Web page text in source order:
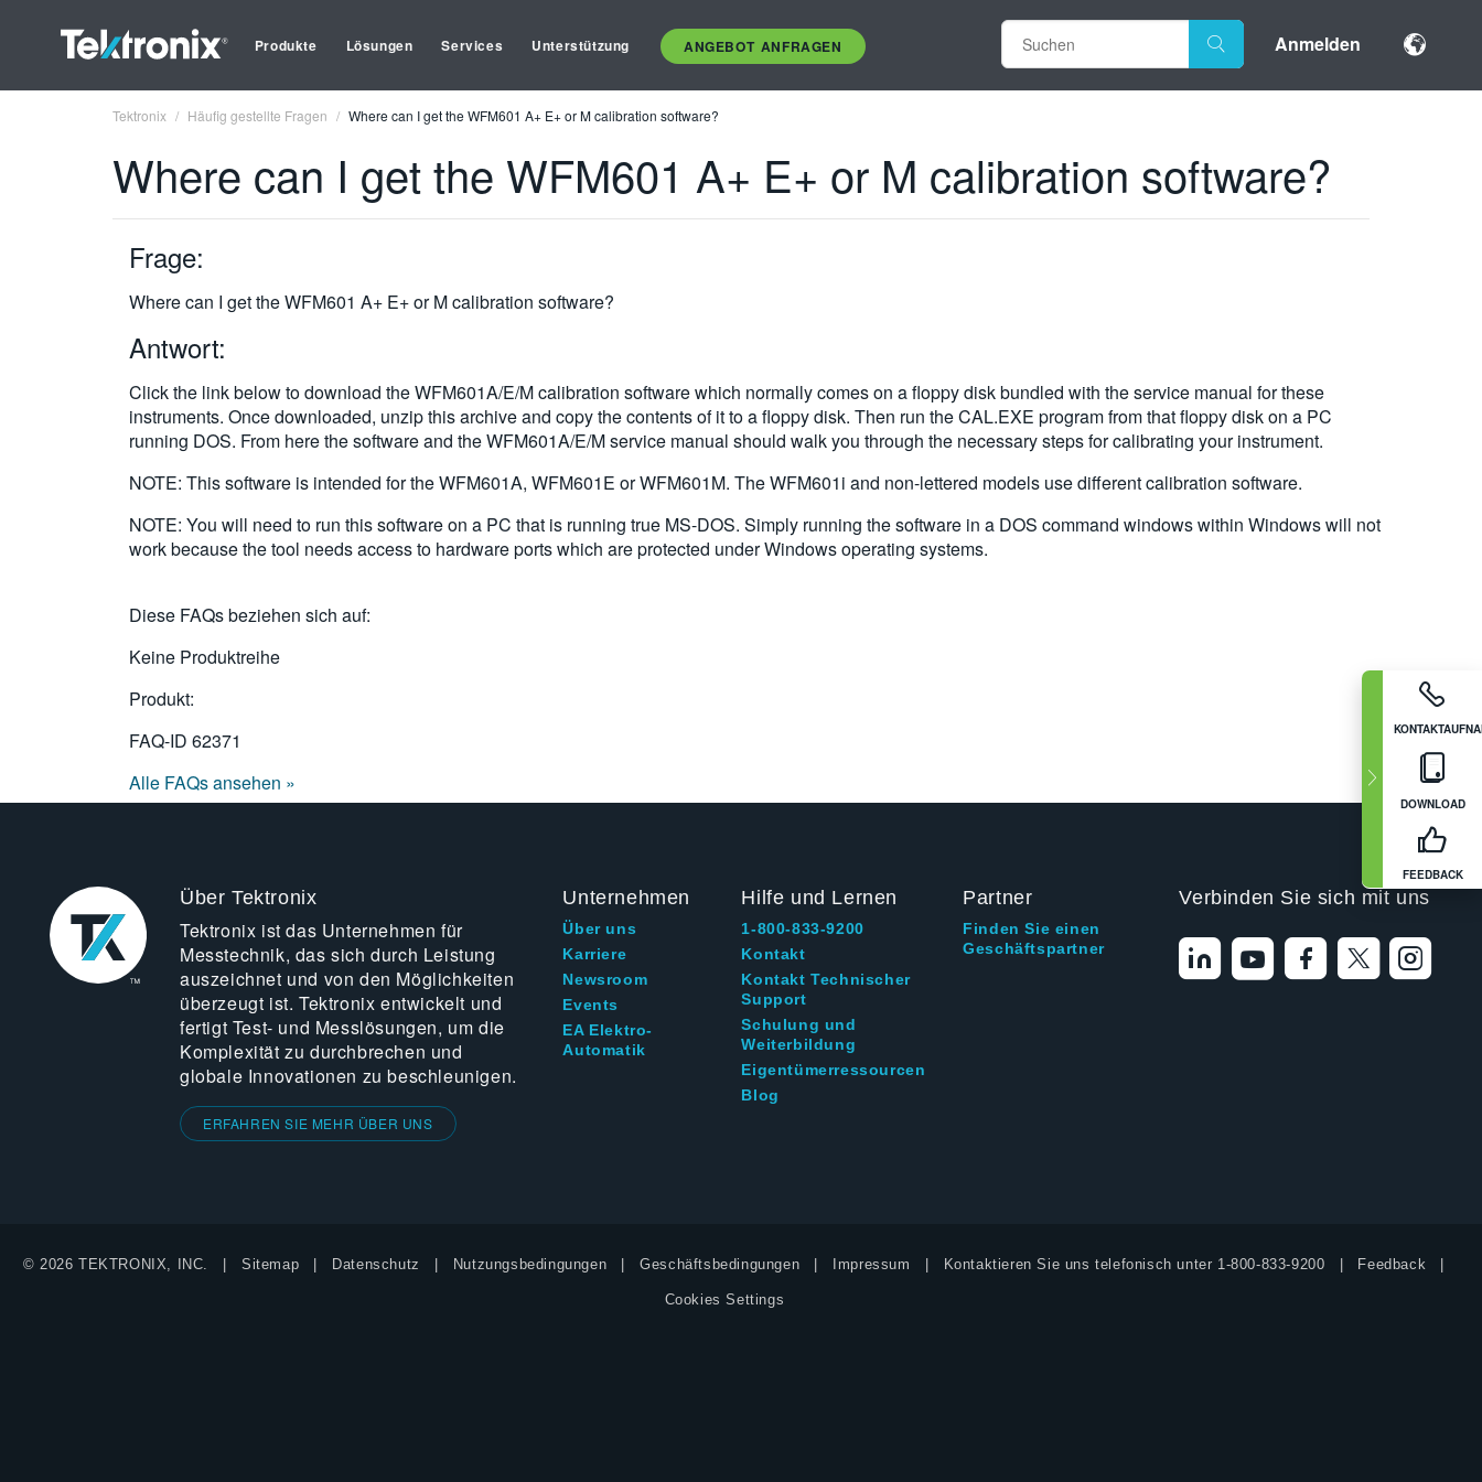
Produkte Lösungen Services Unterstützung ANGEBOT ANFRAGEN Anmelden
DOWNLOAD
FEEDBACK
Tektronix Häufig gestellte Fragen Where can I get the WFM601 A+ E+ or M calibration software?
Where can I get the WFM601 A+ E+ or M calibration software?
Frage:
Where can I get the WFM601 A+ E+ or M calibration software?
Antwort:
Click the link below to download the WFM601A/E/M calibration software which normally comes on a floppy disk bundled with the service manual for these
instruments. Once downloaded, unzip this archive and copy the contents of it to a floppy disk. Then run the CAL.EXE program from that floppy disk on a PC
running DOS. From here the software and the WFM601A/E/M service manual should walk you through the necessary steps for calibrating your instrument.
NOTE: This software is intended for the WFM601A, WFM601E or WFM601M. The WFM601i and non-lettered models use different calibration software.
NOTE: You will need to run this software on a PC that is running true MS-DOS. Simply running the software in a DOS command windows within Windows will not
work because the tool needs access to hardware ports which are protected under Windows operating systems.
Diese FAQs beziehen sich auf:
Keine Produktreihe
Produkt:
FAQ-ID 62371
Alle FAQs ansehen »
Über Tektronix
Tektronix ist das Unternehmen für
Messtechnik, das sich durch Leistung
auszeichnet und von den Möglichkeiten
überzeugt ist. Tektronix entwickelt und
fertigt Test- und Messlösungen, um die
Komplexität zu durchbrechen und
globale Innovationen zu beschleunigen.
ERFAHREN SIE MEHR ÜBER UNS
Unternehmen
Über uns
Karriere
Newsroom
Events
EA Elektro-
Automatik
Hilfe und Lernen
1-800-833-9200
Kontakt
Kontakt Technischer
Support
Schulung und
Weiterbildung
Eigentümerressourcen
Blog
Partner
Finden Sie einen
Geschäftspartner
Verbinden Sie sich mit uns
© 2026 TEKTRONIX, INC. Sitemap Datenschutz Nutzungsbedingungen Geschäftsbedingungen Impressum Kontaktieren Sie uns telefonisch unter 1-800-833-9200 Feedback
Cookies Settings